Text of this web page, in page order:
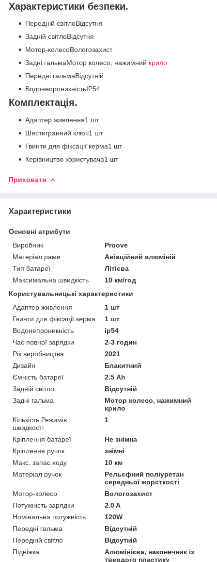
Характеристики безпеки.
Передній світлоВідсутня
Задній світлоВідсутня
Мотор-колесоВологозахист
Задні гальмаМотор колесо, нажимний крило
Передні гальмаВідсутній
ВодонепроникністьIP54
Комплектація.
Адаптер живлення1 шт
Шестигранний ключ1 шт
Гвинти для фіксації керма1 шт
Керівництво користувача1 шт
Приховати
Характеристики
Основні атрибути
Виробник
Proove
Матеріал рами
Авіаційний алюміній
Тип батареї
Літієва
Максимальна швидкість
10 км/год
Користувальницькі характеристики
Адаптер живлення
1 шт
Гвинти для фіксації керма
1 шт
Водонепроникність
ip54
Час повної зарядки
2-3 годин
Рік виробництва
2021
Дизайн
Блакитний
Ємність батареї
2.5 Аһ
Задній світло
Відсутній
Задні гальма
Мотор колесо, нажимний
крило
Кількість Режимів
швидкості
1
Кріплення батареї
Не знімна
Кріплення ручок
знімні
Макс. запас ходу
10 км
Матеріал ручок
Рельєфний поліуретан
середньої жорсткості
Мотор-колесо
Вологозахист
Потужність зарядки
2.0 A
Номінальна потужність
120W
Передні гальма
Відсутній
Передній світло
Відсутній
Підніжка
Алюмінієва, наконечник із
твердого пластику